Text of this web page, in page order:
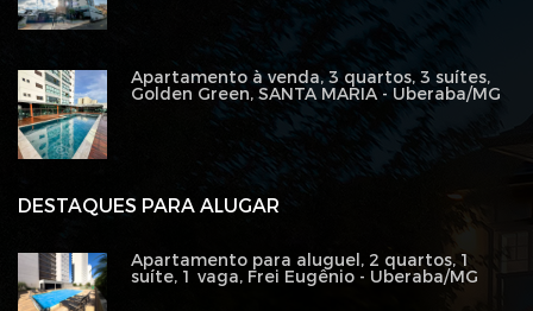
DESTAQUES PARA ALUGAR
Apartamento para aluguel, 2 quartos, 1
suíte, 1 vaga, Frei Eugênio - Uberaba/MG
Apartamento à venda, 3 quartos, 3 suítes,
Golden Green, SANTA MARIA - Uberaba/MG